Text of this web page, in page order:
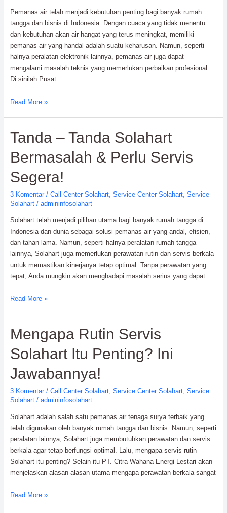
Pemanas air telah menjadi kebutuhan penting bagi banyak rumah
tangga dan bisnis di Indonesia. Dengan cuaca yang tidak menentu
dan kebutuhan akan air hangat yang terus meningkat, memiliki
pemanas air yang handal adalah suatu keharusan. Namun, seperti
halnya peralatan elektronik lainnya, pemanas air juga dapat
mengalami masalah teknis yang memerlukan perbaikan profesional.
Di sinilah Pusat
Pusat
Resmi:
Andal
Pemanas
Air
Anda
Read More »
Tanda – Tanda Solahart
Bermasalah & Perlu Servis
Segera!
3 Komentar / Call Center Solahart, Service Center Solahart, Service
Solahart/ admininfosolahart
Solahart telah menjadi pilihan utama bagi banyak rumah tangga di
Indonesia dan dunia sebagai solusi pemanas air yang andal, efisien,
dan tahan lama. Namun, seperti halnya peralatan rumah tangga
lainnya, Solahart juga memerlukan perawatan rutin dan servis berkala
untuk memastikan kinerjanya tetap optimal. Tanpa perawatan yang
tepat, Anda mungkin akan menghadapi masalah serius yang dapat
Tanda
Solahart
Bermasalah
&
Servis
Segera!
Read More »
Mengapa Rutin Servis
Solahart Itu Penting? Ini
Jawabannya!
3 Komentar / Call Center Solahart, Service Center Solahart, Service
Solahart/ admininfosolahart
Solahart adalah salah satu pemanas air tenaga surya terbaik yang
telah digunakan oleh banyak rumah tangga dan bisnis. Namun, seperti
peralatan lainnya, Solahart juga membutuhkan perawatan dan servis
berkala agar tetap berfungsi optimal. Lalu, mengapa servis rutin
Solahart itu penting? Selain itu PT. Citra Wahana Energi Lestari akan
menjelaskan alasan-alasan utama mengapa perawatan berkala sangat
Mengapa
Read More »